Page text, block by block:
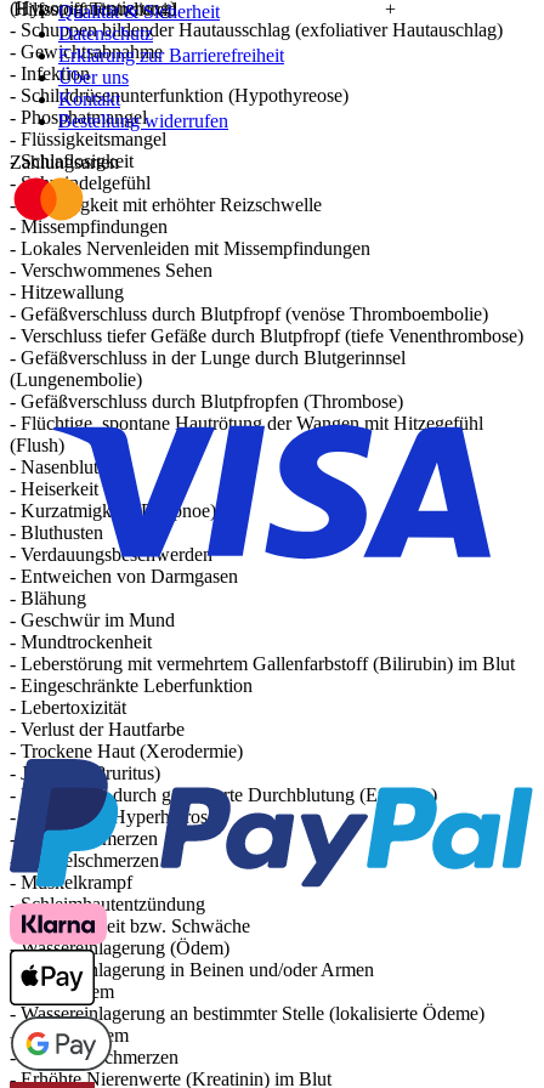
(Hypopigmentierung)
- Schuppen bildender Hautausschlag (exfoliativer Hautauschlag)
- Gewichtsabnahme
- Infektion
- Schilddrüsenunterfunktion (Hypothyreose)
- Phosphatmangel
- Flüssigkeitsmangel
- Schlaflosigkeit
- Schwindelgefühl
- Schläfrigkeit mit erhöhter Reizschwelle
- Missempfindungen
- Lokales Nervenleiden mit Missempfindungen
- Verschwommenes Sehen
- Hitzewallung
- Gefäßverschluss durch Blutpfropf (venöse Thromboembolie)
- Verschluss tiefer Gefäße durch Blutpfropf (tiefe Venenthrombose)
- Gefäßverschluss in der Lunge durch Blutgerinnsel
(Lungenembolie)
- Gefäßverschluss durch Blutpfropfen (Thrombose)
- Flüchtige, spontane Hautrötung der Wangen mit Hitzegefühl
(Flush)
- Nasenbluten
- Heiserkeit
- Kurzatmigkeit (Dyspnoe)
- Bluthusten
- Verdauungsbeschwerden
- Entweichen von Darmgasen
- Blähung
- Geschwür im Mund
- Mundtrockenheit
- Leberstörung mit vermehrtem Gallenfarbstoff (Bilirubin) im Blut
- Eingeschränkte Leberfunktion
- Lebertoxizität
- Verlust der Hautfarbe
- Trockene Haut (Xerodermie)
- Juckreiz (Pruritus)
- Hautrötung durch gesteigerte Durchblutung (Erythem)
- Schwitzen (Hyperhidrose)
- Gelenkschmerzen
- Muskelschmerzen
- Muskelkrampf
- Schleimhautentzündung
- Kraftlosigkeit bzw. Schwäche
- Wassereinlagerung (Ödem)
- Wassereinlagerung in Beinen und/oder Armen
- Augenödem
- Wassereinlagerung an bestimmter Stelle (lokalisierte Ödeme)
- Gesichtsödem
- Brustkorbschmerzen
- Erhöhte Nierenwerte (Kreatinin) im Blut
Hilfsstoff Titandioxid
+
Qualität & Sicherheit
Datenschutz
Erklärung zur Barrierefreiheit
Über uns
Kontakt
Bestellung widerrufen
Zahlungsarten